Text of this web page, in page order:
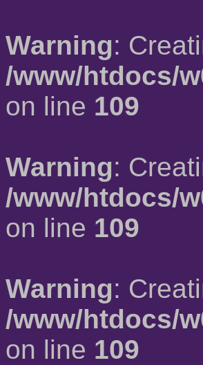
Warning:
/www/htdocs/
on line 109
Warning:
/www/htdocs/
on line 109
Warning:
/www/htdocs/
on line 109